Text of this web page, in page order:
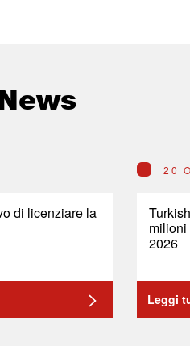
di licenziare la
20
2026
Leggi